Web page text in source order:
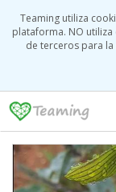
Teaming utiliza
plataforma. NO
de terceros para